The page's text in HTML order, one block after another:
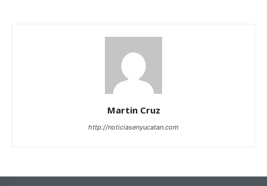
Martin Cruz
http://noticiasenyucatan.com